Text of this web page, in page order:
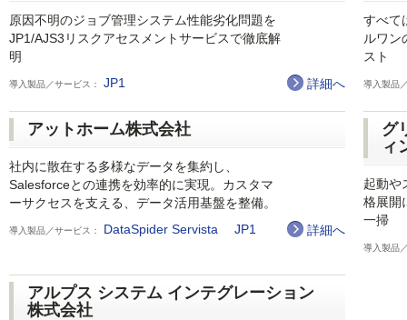
原因不明のジョブ管理システム性能劣化問題を
JP1/AJS3リスクアセスメントサービスで徹底解
明
導入製品／サービス： JP1 詳細へ
すべて
ルワ
スト
導入製品
アットホーム株式会社
社内に散在する多様なデータを集約し、
Salesforceとの連携を効率的に実現。カスタマ
ーサクセスを支える、データ活用基盤を整備。
導入製品／サービス： DataSpider Servista JP1 詳細へ
グ
ィ
起動や
格展開
一掃
導入製品
アルプス システム インテグレーション
株式会社